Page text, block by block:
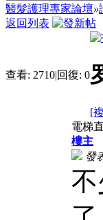
醫髮護理專家論壇»
返回列表
查看: 2710|回復: 0
[
電梯
樓主
發